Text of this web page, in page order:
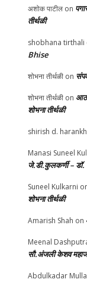
अशोक पाटील on
तीर्थळी
shobhana tirthali
Bhise
शोभना तीर्थळी on
शोभना तीर्थळी on
शोभना तीर्थळी
shirish d.
Manasi Suneel
जे.डी.कुलकर्णी – डॉ.
Suneel Kulkarni
शोभना तीर्थळी
Amarish Shah on
Meenal
सौ.अंजली केशव
Abdulkadar Mulla